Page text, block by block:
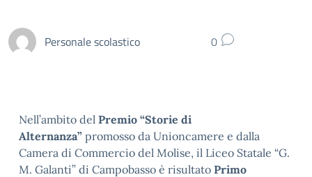
Personale scolastico 0
Nell’ambito del Premio “Storie di
Alternanza” promosso da Unioncamere e dalla
Camera di Commercio del Molise, il Liceo Statale “G.
M. Galanti” di Campobasso è risultato Primo